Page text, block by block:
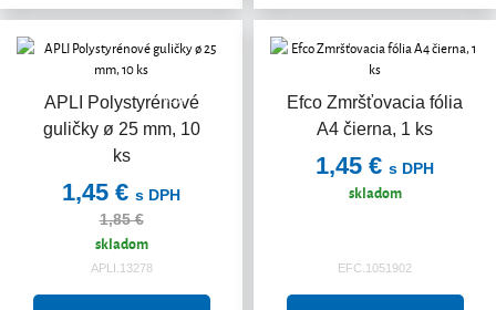
APLI Polystyrénové
guličky ø 25 mm, 10
ks
Akcia
1,45 € s DPH
1,85 €
skladom
APLI.13278
Efco Zmršťovacia fólia
A4 čierna, 1 ks
1,45 € s DPH
skladom
EFC.1051902